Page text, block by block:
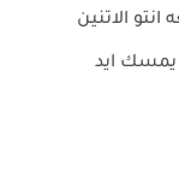
الاتنين
ايد